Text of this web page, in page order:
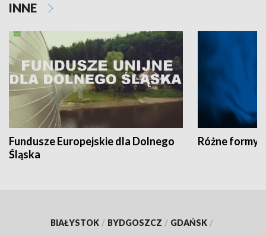
INNE
Fundusze Europejskie dla Dolnego
Śląska
Różne formy
BIAŁYSTOK / BYDGOSZCZ / GDAŃSK /